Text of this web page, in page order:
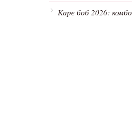
Каре боб 2026: комбо